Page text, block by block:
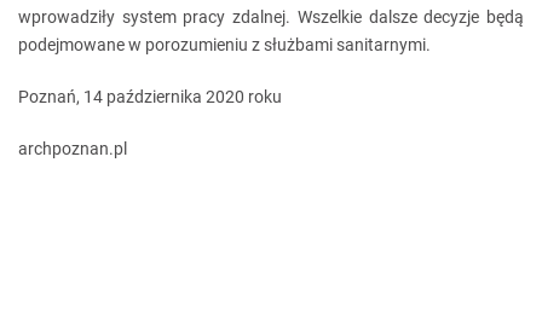
wprowadziły system pracy zdalnej. Wszelkie dalsze decyzje będą
podejmowane w porozumieniu z służbami sanitarnymi.
Poznań, 14 października 2020 roku
archpoznan.pl